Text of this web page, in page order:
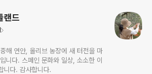
랜드
해 연안, 올리브 농장에 새 터전을 마
니다. 스페인 문화와 일상, 소소한 이
니다. 감사합니다.